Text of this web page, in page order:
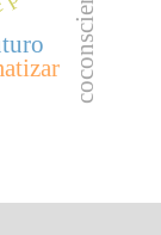
coconsciente